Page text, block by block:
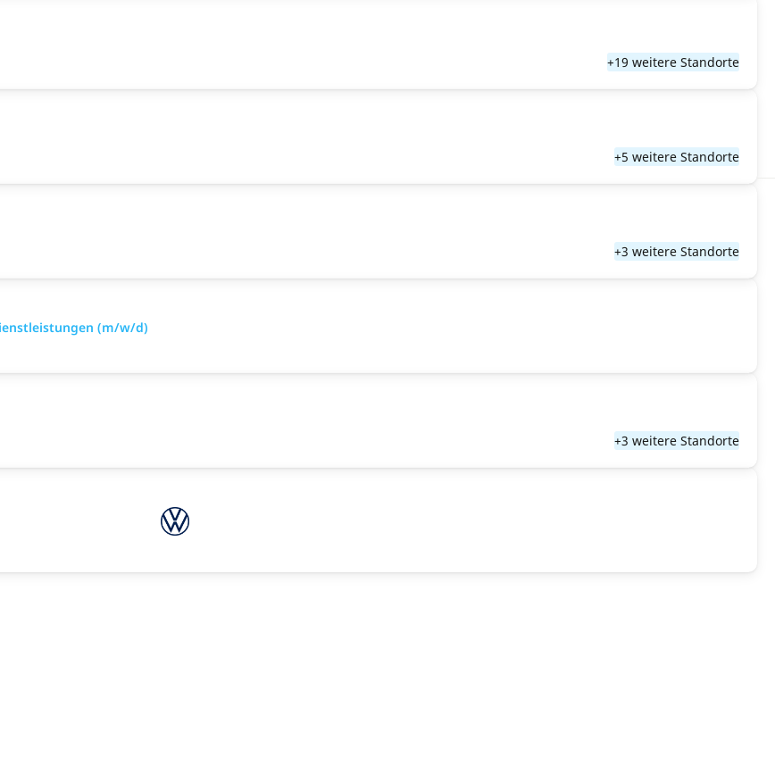
+19 weitere Standorte
+5 weitere Standorte
+3 weitere Standorte
(m/w/d)
+3 weitere Standorte